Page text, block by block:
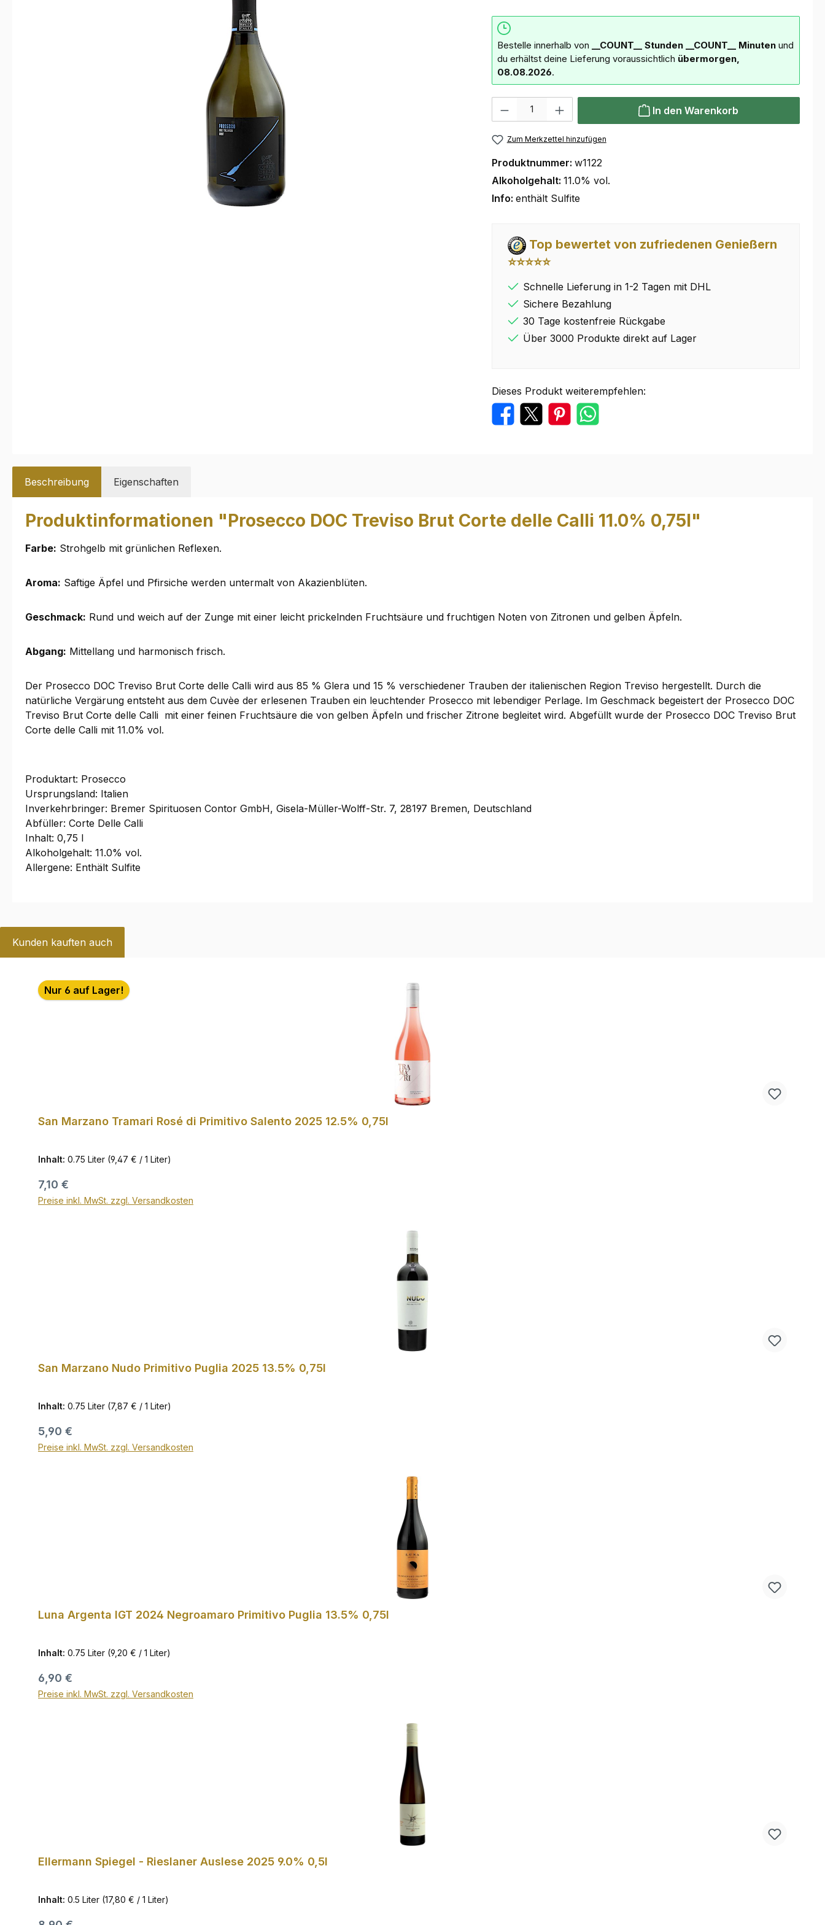
Bestelle innerhalb von __COUNT__ Stunden __COUNT__ Minuten und
du erhältst deine Lieferung voraussichtlich übermorgen,
08.08.2026.
In den Warenkorb
Zum Merkzettel hinzufügen
Produktnummer: w1122
Alkoholgehalt: 11.0% vol.
Info: enthält Sulfite
Top bewertet von zufriedenen Genießern
⭐⭐⭐⭐⭐
Schnelle Lieferung in 1-2 Tagen mit DHL
Sichere Bezahlung
30 Tage kostenfreie Rückgabe
Über 3000 Produkte direkt auf Lager
Dieses Produkt weiterempfehlen:
Beschreibung Eigenschaften
Produktinformationen "Prosecco DOC Treviso Brut Corte delle Calli 11.0% 0,75l"
Farbe: Strohgelb mit grünlichen Reflexen.
Aroma: Saftige Äpfel und Pfirsiche werden untermalt von Akazienblüten.
Geschmack: Rund und weich auf der Zunge mit einer leicht prickelnden Fruchtsäure und fruchtigen Noten von Zitronen und gelben Äpfeln.
Abgang: Mittellang und harmonisch frisch.
Der Prosecco DOC Treviso Brut Corte delle Calli wird aus 85 % Glera und 15 % verschiedener Trauben der italienischen Region Treviso hergestellt. Durch die
natürliche Vergärung entsteht aus dem Cuvèe der erlesenen Trauben ein leuchtender Prosecco mit lebendiger Perlage. Im Geschmack begeistert der Prosecco DOC
Treviso Brut Corte delle Calli mit einer feinen Fruchtsäure die von gelben Äpfeln und frischer Zitrone begleitet wird. Abgefüllt wurde der Prosecco DOC Treviso Brut
Corte delle Calli mit 11.0% vol.
Produktart: Prosecco
Ursprungsland: Italien
Inverkehrbringer: Bremer Spirituosen Contor GmbH, Gisela-Müller-Wolff-Str. 7, 28197 Bremen, Deutschland
Abfüller: Corte Delle Calli
Inhalt: 0,75 l
Alkoholgehalt: 11.0% vol.
Allergene: Enthält Sulfite
Kunden kauften auch
Produktgalerie überspringen
Nur 6 auf Lager!
San Marzano Tramari Rosé di Primitivo Salento 2025 12.5% 0,75l
Inhalt: 0.75 Liter (9,47 € / 1 Liter)
Regulärer Preis:
7,10 €
Preise inkl. MwSt. zzgl. Versandkosten
In den Warenkorb
San Marzano Nudo Primitivo Puglia 2025 13.5% 0,75l
Inhalt: 0.75 Liter (7,87 € / 1 Liter)
Regulärer Preis:
5,90 €
Preise inkl. MwSt. zzgl. Versandkosten
In den Warenkorb
Luna Argenta IGT 2024 Negroamaro Primitivo Puglia 13.5% 0,75l
Inhalt: 0.75 Liter (9,20 € / 1 Liter)
Regulärer Preis:
6,90 €
Preise inkl. MwSt. zzgl. Versandkosten
In den Warenkorb
Ellermann Spiegel - Rieslaner Auslese 2025 9.0% 0,5l
Inhalt: 0.5 Liter (17,80 € / 1 Liter)